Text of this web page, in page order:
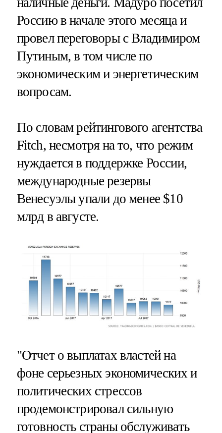
Россию в начале этого месяца и
провел переговоры с Владимиром
Путиным, в том числе по
экономическим и энергетическим
вопросам.
По словам рейтингового агентства
Fitch, несмотря на то, что режим
нуждается в поддержке России,
международные резервы
Венесуэлы упали до менее $10
млрд в августе.
"Отчет о выплатах властей на
фоне серьезных экономических и
политических стрессов
продемонстрировал сильную
готовность страны обслуживать